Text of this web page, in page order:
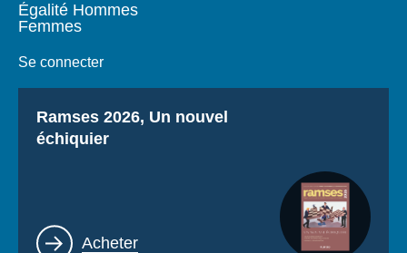
Égalité Hommes
Femmes
Se connecter
Titre
Ramses 2026, Un nouvel
échiquier
Lien
Acheter